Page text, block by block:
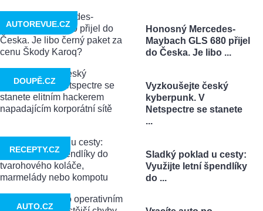
Honosný Mercedes-
Maybach GLS 680 přijel
do Česka. Je libo ...
AUTOREVUE.CZ
Vyzkoušejte český
kyberpunk. V
Netspectre se stanete
...
DOUPĚ.CZ
Sladký poklad u cesty:
Využijte letní špendlíky
do ...
RECEPTY.CZ
AUTO.CZ